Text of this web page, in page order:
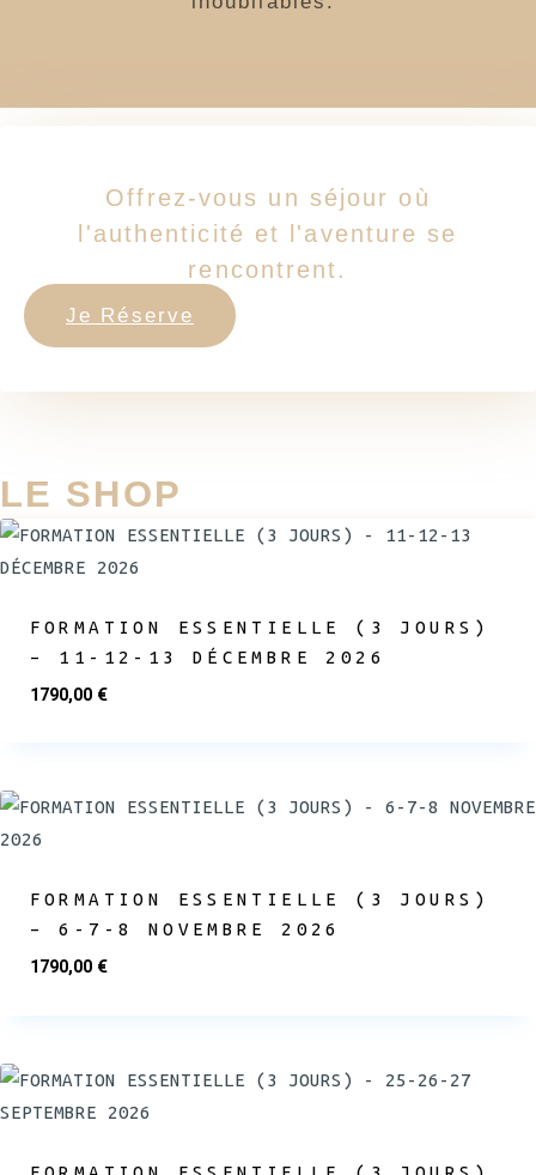
Offrez-vous un séjour où
l'authenticité et l'aventure se
rencontrent.
Je Réserve
LE SHOP
FORMATION ESSENTIELLE (3 JOURS)
– 11-12-13 DÉCEMBRE 2026
1790,00 €
FORMATION ESSENTIELLE (3 JOURS)
– 6-7-8 NOVEMBRE 2026
1790,00 €